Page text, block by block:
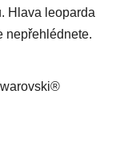
Hlava leoparda
nepřehlédnete.